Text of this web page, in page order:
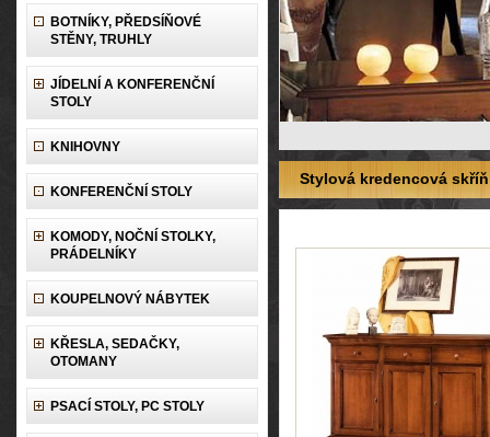
BOTNÍKY, PŘEDSÍŇOVÉ
STĚNY, TRUHLY
JÍDELNÍ A KONFERENČNÍ
STOLY
KNIHOVNY
KONFERENČNÍ STOLY
KOMODY, NOČNÍ STOLKY,
PRÁDELNÍKY
KOUPELNOVÝ NÁBYTEK
KŘESLA, SEDAČKY,
OTOMANY
PSACÍ STOLY, PC STOLY
Stylová kredencová